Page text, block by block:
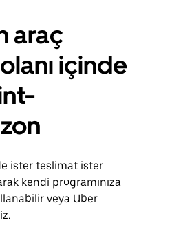
araç
içinde
ister teslimat ister
kendi programınıza
veya Uber